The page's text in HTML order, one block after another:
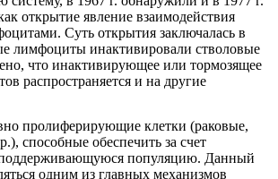
открытие явление взаимодействия
Суть открытия заключалась в
лимфоциты инактивировали стволовые
что инактивирующее или тормозящее
распространяется и на другие
пролиферирующие клетки (раковые,
способные обеспечить за счет
популяцию. Данный
одним из главных механизмов